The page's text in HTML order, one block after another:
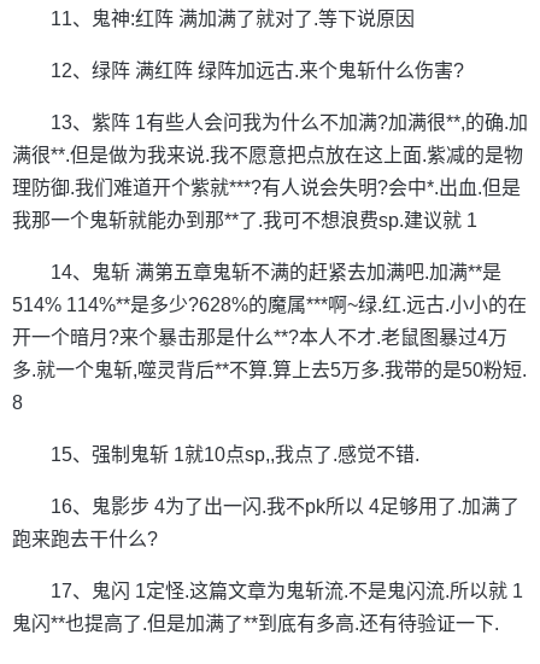
11、鬼神:红阵 满加满了就对了.等下说原因
12、绿阵 满红阵 绿阵加远古.来个鬼斩什么伤害?
13、紫阵 1有些人会问我为什么不加满?加满很**,的确.加
满很**.但是做为我来说.我不愿意把点放在这上面.紫减的是物
理防御.我们难道开个紫就***?有人说会失明?会中*.出血.但是
我那一个鬼斩就能办到那**了.我可不想浪费sp.建议就 1
14、鬼斩 满第五章鬼斩不满的赶紧去加满吧.加满**是
514% 114%**是多少?628%的魔属***啊~绿.红.远古.小小的在
开一个暗月?来个暴击那是什么**?本人不才.老鼠图暴过4万
多.就一个鬼斩,噬灵背后**不算.算上去5万多.我带的是50粉短.
8
15、强制鬼斩 1就10点sp,,我点了.感觉不错.
16、鬼影步 4为了出一闪.我不pk所以 4足够用了.加满了
跑来跑去干什么?
17、鬼闪 1定怪.这篇文章为鬼斩流.不是鬼闪流.所以就 1
鬼闪**也提高了.但是加满了**到底有多高.还有待验证一下.